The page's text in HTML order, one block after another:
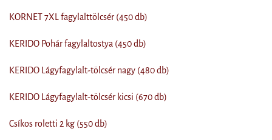
KORNET 7XL fagylalttölcsér (450 db)
KERIDO Pohár fagylaltostya (450 db)
KERIDO Lágyfagylalt-tölcsér nagy (480 db)
KERIDO Lágyfagylalt-tölcsér kicsi (670 db)
Csíkos roletti 2 kg (550 db)